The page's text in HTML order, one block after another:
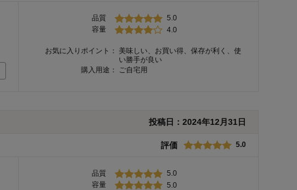
品質
5.0
容量
4.0
お気に入りポイント：
美味しい、お買い得、保存が利く、使
い勝手が良い
購入用途：
ご自宅用
投稿日： 2024年12月31日
評価 5.0
品質
5.0
容量
5.0